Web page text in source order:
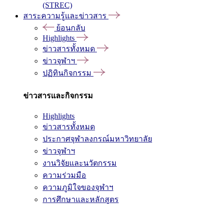
(STREC)
สาระความรู้และข่าวสาร
ย้อนกลับ
Highlights
ข่าวสารทั้งหมด
ข่าวจุฬาฯ
ปฏิทินกิจกรรม
ข่าวสารและกิจกรรม
Highlights
ข่าวสารทั้งหมด
ประกาศจุฬาลงกรณ์มหาวิทยาลัย
ข่าวจุฬาฯ
งานวิจัยและนวัตกรรม
ความร่วมมือ
ความภูมิใจของจุฬาฯ
การศึกษาและหลักสูตร